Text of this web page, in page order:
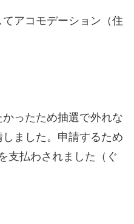
アコモデーション（住
ったため抽選で外れな
ました。申請するため
支払わされました（ぐ